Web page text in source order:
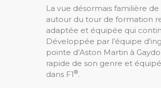
La vue désormais familière
autour du tour de formation
adaptée et équipée qui
Développée par l’équipe
pointe d’Aston Martin à
rapide de son genre et
dans F1®.